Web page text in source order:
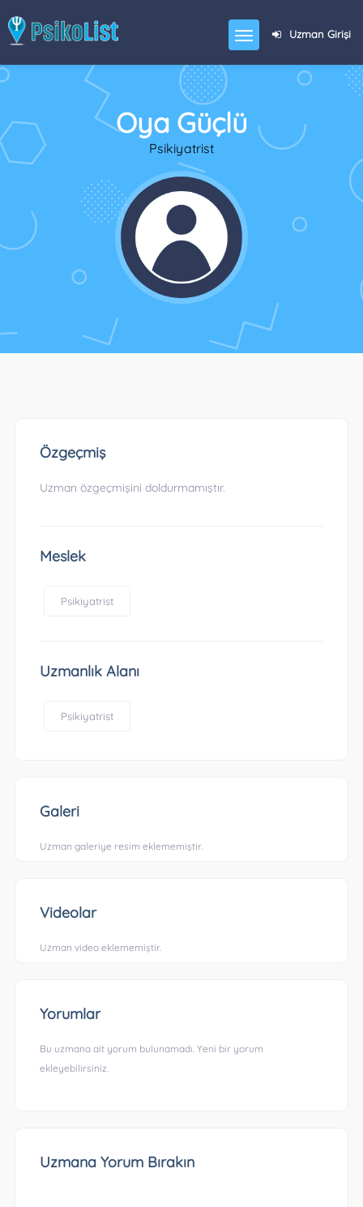
Uzman Girişi
Oya Güçlü
Psikiyatrist
Özgeçmiş
Uzman özgeçmişini doldurmamıştır.
Meslek
Psikiyatrist
Uzmanlık Alanı
Psikiyatrist
Galeri
Uzman galeriye resim eklememiştir.
Videolar
Uzman video eklememiştir.
Yorumlar
Bu uzmana ait yorum bulunamadı. Yeni bir yorum
ekleyebilirsiniz.
Uzmana Yorum Bırakın